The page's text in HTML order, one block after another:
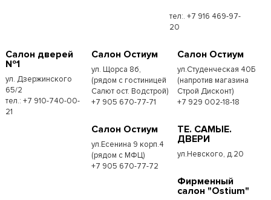
тел:. +7 916 469-97-
20
Салон дверей
№1
ул. Дзержинского
65/2
тел.: +7 910-740-00-
21
Салон Остиум
ул. Щорса 8б,
(рядом с гостиницей
Салют ост. Водстрой)
+7 905 670-77-71
Салон Остиум
ул.Студенческая 40Б
(напротив магазина
Строй Дисконт)
+7 929 002-18-18
Салон Остиум
ул.Есенина 9 корп.4
(рядом с МФЦ)
+7 905 670-77-72
ТЕ. САМЫЕ.
ДВЕРИ
ул.Невского, д.20
Фирменный
салон "Ostium"